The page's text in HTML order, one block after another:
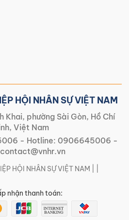
HỘI NHÂN SỰ VIỆT NAM
Khai, phường Sài Gòn, Hồ Chí
Việt Nam
- Hotline: 0906645006 -
contact@vnhr.vn
HỘI NHÂN SỰ VIỆT NAM | |
nhận thanh toán: